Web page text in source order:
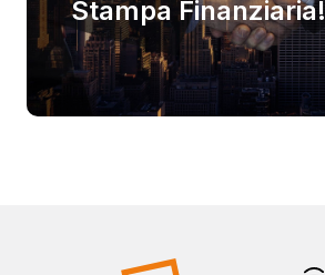
Stampa Finanziaria!